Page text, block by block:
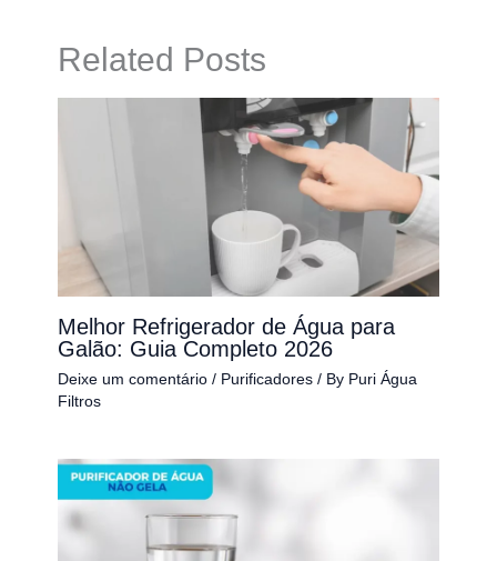
Related Posts
Melhor Refrigerador de Água para
Galão: Guia Completo 2026
Deixe um comentário / Purificadores/ By Puri Água
Filtros